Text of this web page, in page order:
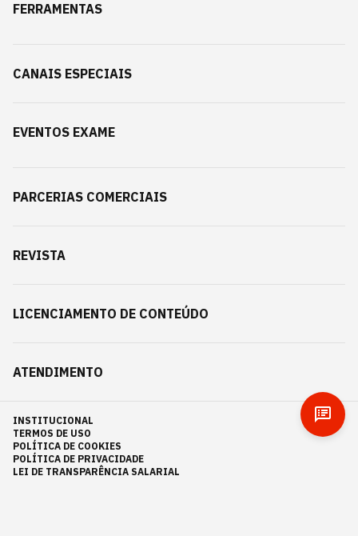
FERRAMENTAS
CANAIS ESPECIAIS
EVENTOS EXAME
PARCERIAS COMERCIAIS
REVISTA
LICENCIAMENTO DE CONTEÚDO
ATENDIMENTO
INSTITUCIONAL
TERMOS DE USO
POLÍTICA DE COOKIES
POLÍTICA DE PRIVACIDADE
LEI DE TRANSPARÊNCIA SALARIAL